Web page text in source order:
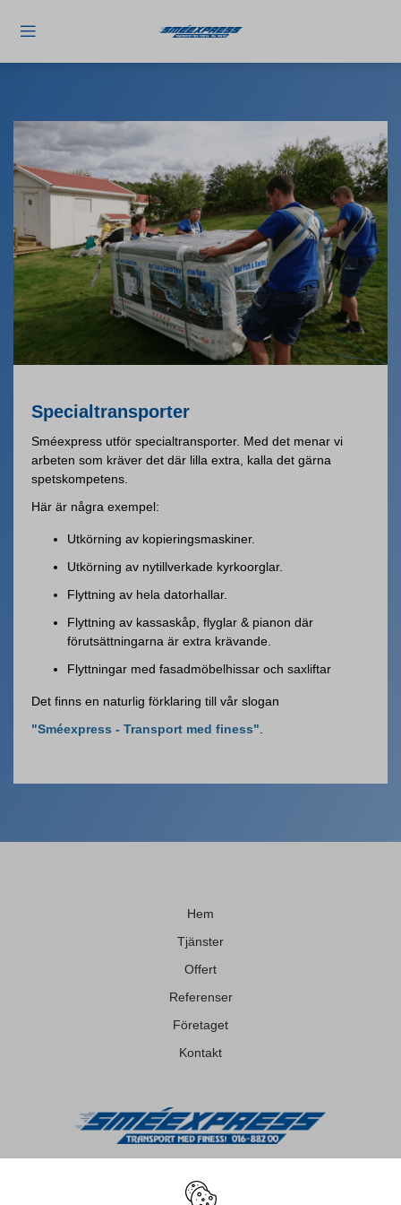
Specialtransporter
Sméexpress utför specialtransporter. Med det menar vi
arbeten som kräver det där lilla extra, kalla det gärna
spetskompetens.
Här är några exempel:
Utkörning av kopieringsmaskiner.
Utkörning av nytillverkade kyrkoorglar.
Flyttning av hela datorhallar.
Flyttning av kassaskåp, flyglar & pianon där
förutsättningarna är extra krävande.
Flyttningar med fasadmöbelhissar och saxliftar
Det finns en naturlig förklaring till vår slogan
"Sméexpress - Transport med finess"
Hem
Tjänster
Offert
Referenser
Företaget
Kontakt
Kontakt